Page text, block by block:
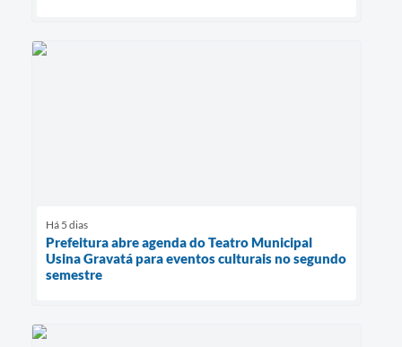
Há 5 dias
Prefeitura abre agenda do Teatro Municipal
Usina Gravatá para eventos culturais no segundo
semestre